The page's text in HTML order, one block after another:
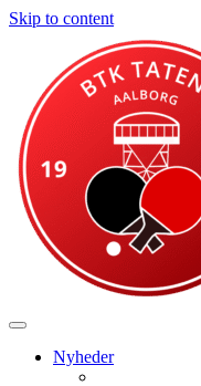
Skip to content
Nyheder